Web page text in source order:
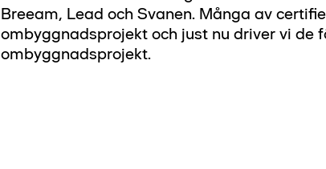
Breeam, Lead och Svanen. Många av
ombyggnadsprojekt och just nu driver vi de
ombyggnadsprojekt.​